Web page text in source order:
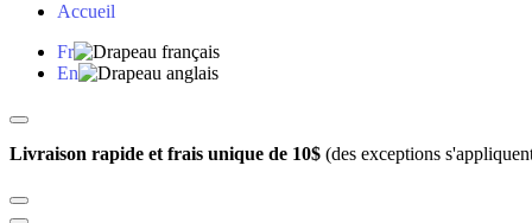
Accueil
Fr
En
Livraison rapide et frais unique de 10$ (des exceptions